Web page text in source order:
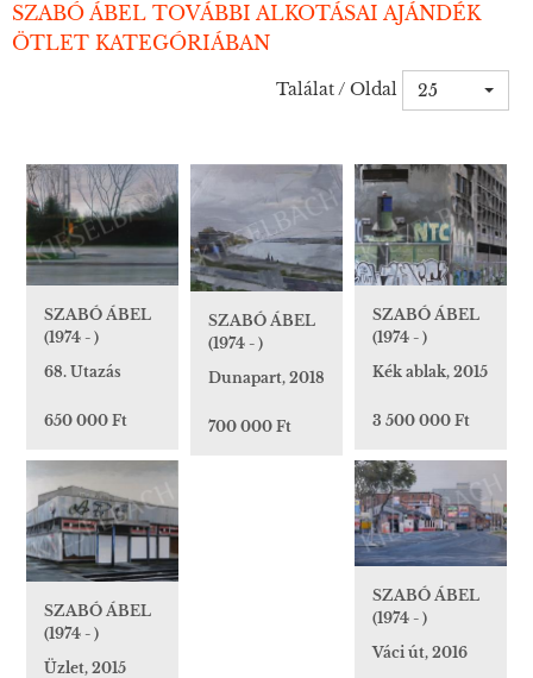
SZABÓ ÁBEL TOVÁBBI ALKOTÁSAI AJÁNDÉK
ÖTLET KATEGÓRIÁBAN
Találat / Oldal 25
SZABÓ ÁBEL
(1974 - )
68. Utazás
650 000 Ft
SZABÓ ÁBEL
(1974 - )
Dunapart, 2018
700 000 Ft
SZABÓ ÁBEL
(1974 - )
Kék ablak, 2015
3 500 000 Ft
SZABÓ ÁBEL
(1974 - )
Üzlet, 2015
SZABÓ ÁBEL
(1974 - )
Váci út, 2016